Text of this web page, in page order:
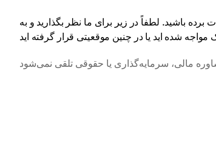
باشید. لطفاً در زیر برای ما نظر بگذارید و به